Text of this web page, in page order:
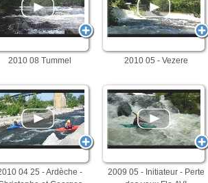
2010 08 Tummel 2010 05 - Vezere
04 25 - Ardèche -
2009 05 - Initiateur - Perte